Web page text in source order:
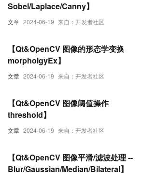
文章 2024-06-19 来自：开发者社区
Sobel/Laplace/Canny】
文章 2024-06-19 来自：开发者社区
【Qt&OpenCV 图像的形态学变换
morpholgyEx】
文章 2024-06-19 来自：开发者社区
【Qt&OpenCV 图像阈值操作
threshold】
【Qt&OpenCV 图像平滑/滤波处理 --
Blur/Gaussian/Median/Bilateral】